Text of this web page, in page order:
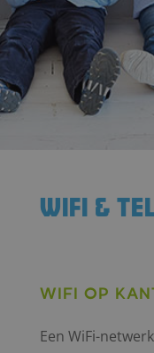
wifi &
Wifi op
Een WiFi-